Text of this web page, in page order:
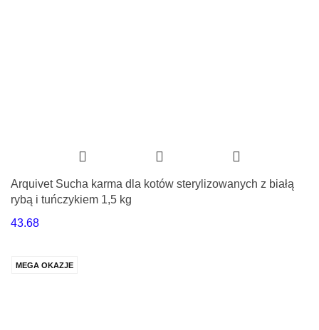
Arquivet Sucha karma dla kotów sterylizowanych z białą
rybą i tuńczykiem 1,5 kg
43.68
MEGA OKAZJE